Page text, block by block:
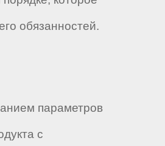
обязанностей.
параметров
с